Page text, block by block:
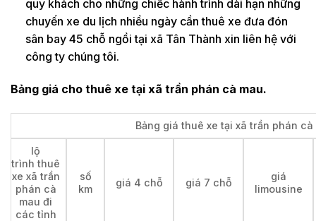
quý khách cho những chiếc hành trình dài hạn những
chuyến xe du lịch nhiều ngày cần thuê xe đưa đón
sân bay 45 chỗ ngồi tại xã Tân Thành xin liên hệ với
công ty chúng tôi.
Bảng giá cho thuê xe tại xã trần phán cà mau.
Bảng giá thuê xe tại xã trần phán
lộ
trình thuê
xe xã trần
phán cà
mau đi
các tỉnh
số
km
giá 4 chỗ giá 7 chỗ
giá
limousine